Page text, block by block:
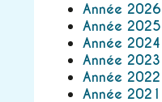
Année 2026
Année 2025
Année 2024
Année 2023
Année 2022
Année 2021